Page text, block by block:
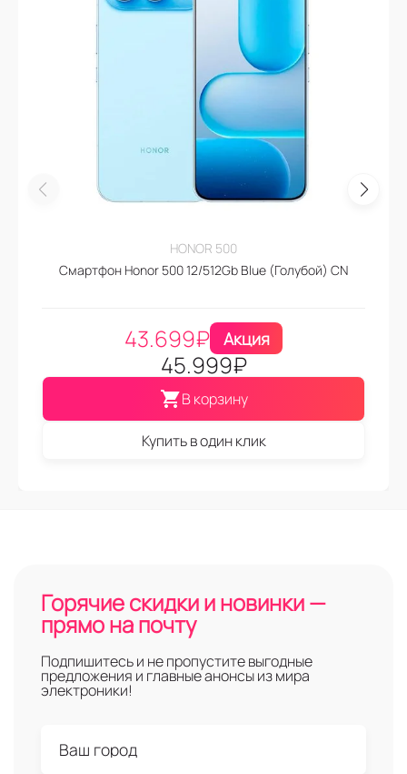
HONOR 500
Смартфон Honor 500 12/512Gb Blue (Голубой) CN
43.699₽ Акция
45.999₽
В корзину
Купить в один клик
Горячие скидки и новинки —
прямо на почту
Подпишитесь и не пропустите выгодные
предложения и главные анонсы из мира
электроники!